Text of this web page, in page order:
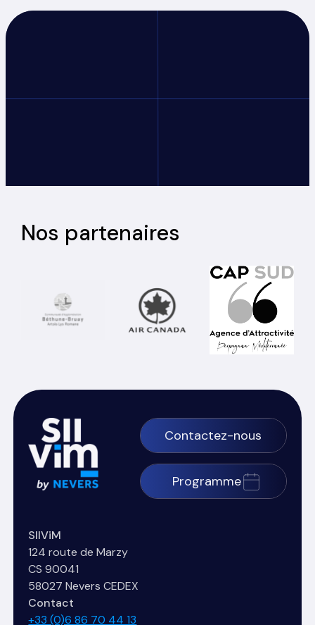
Nos partenaires
Contactez-nous
Programme
SIIViM
124 route de Marzy
CS 90041
58027 Nevers CEDEX
Contact
+33 (0)6 86 70 44 13